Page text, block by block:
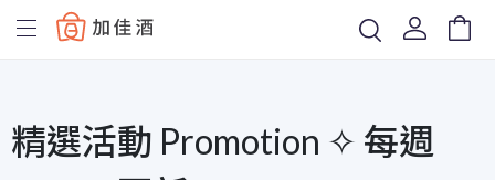
Baccus
精選活動 Promotion ✧ 每週